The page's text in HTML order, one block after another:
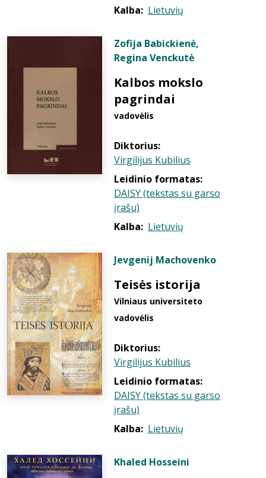
Kalba: Lietuvių
Zofija Babickienė,
Regina Venckutė
Kalbos mokslo
pagrindai
vadovėlis
Diktorius:
Virgilijus Kubilius
Leidinio formatas:
DAISY (tekstas su garso
įrašu)
Kalba: Lietuvių
Jevgenij Machovenko
Teisės istorija
Vilniaus universiteto
vadovėlis
Diktorius:
Virgilijus Kubilius
Leidinio formatas:
DAISY (tekstas su garso
įrašu)
Kalba: Lietuvių
Khaled Hosseini